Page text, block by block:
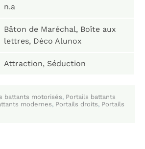
n.a
Bâton de Maréchal, Boîte aux
lettres, Déco Alunox
Attraction, Séduction
battants motorisés, Portails battants
modernes, Portails droits, Portails